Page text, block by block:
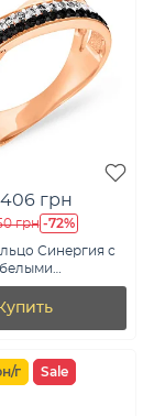
406 грн
грн -72%
Синергия с
140323ч)
Купить
г Sale